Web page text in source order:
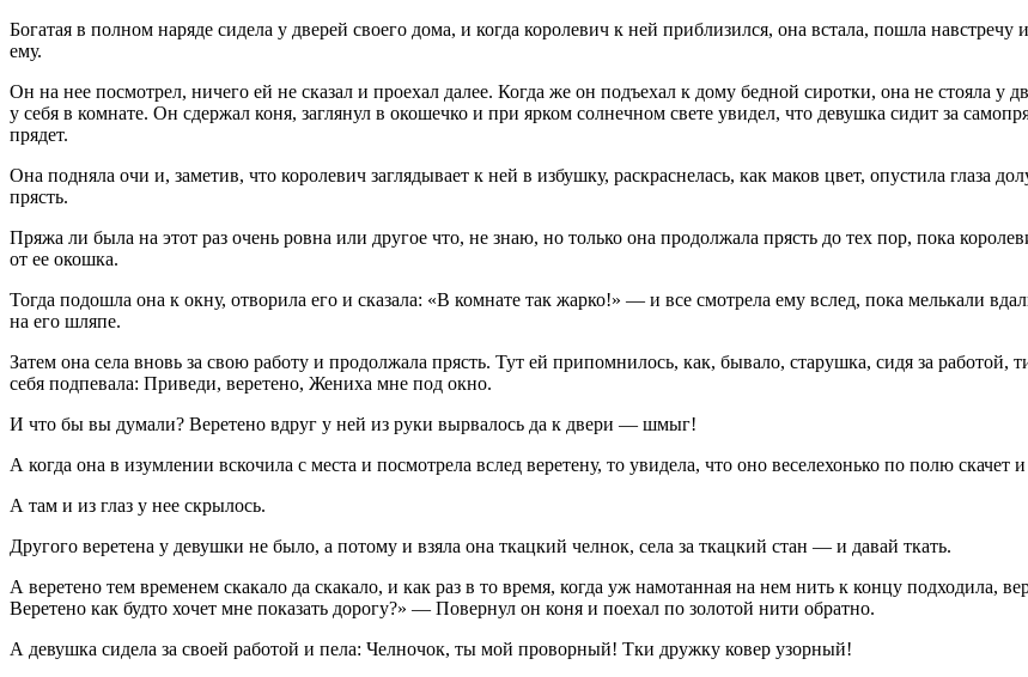
Богатая в полном наряде сидела у дверей своего дома, и когда королевич к ней приблизился, она встала, пошла навстречу
ему.
Он на нее посмотрел, ничего ей не сказал и проехал далее. Когда же он подъехал к дому бедной сиротки, она не стояла у
у себя в комнате. Он сдержал коня, заглянул в окошечко и при ярком солнечном свете увидел, что девушка сидит за
прядет.
Она подняла очи и, заметив, что королевич заглядывает к ней в избушку, раскраснелась, как маков цвет, опустила глаза
прясть.
Пряжа ли была на этот раз очень ровна или другое что, не знаю, но только она продолжала прясть до тех пор, пока
от ее окошка.
Тогда подошла она к окну, отворила его и сказала: «В комнате так жарко!» — и все смотрела ему вслед, пока мелькали
на его шляпе.
Затем она села вновь за свою работу и продолжала прясть. Тут ей припомнилось, как, бывало, старушка, сидя за работой,
себя подпевала: Приведи, веретено, Жениха мне под окно.
И что бы вы думали? Веретено вдруг у ней из руки вырвалось да к двери — шмыг!
А когда она в изумлении вскочила с места и посмотрела вслед веретену, то увидела, что оно веселехонько по полю
А там и из глаз у нее скрылось.
Другого веретена у девушки не было, а потому и взяла она ткацкий челнок, села за ткацкий стан — и давай ткать.
А веретено тем временем скакало да скакало, и как раз в то время, когда уж намотанная на нем нить к концу
Веретено как будто хочет мне показать дорогу?» — Повернул он коня и поехал по золотой нити обратно.
А девушка сидела за своей работой и пела: Челночок, ты мой проворный! Тки дружку ковер узорный!